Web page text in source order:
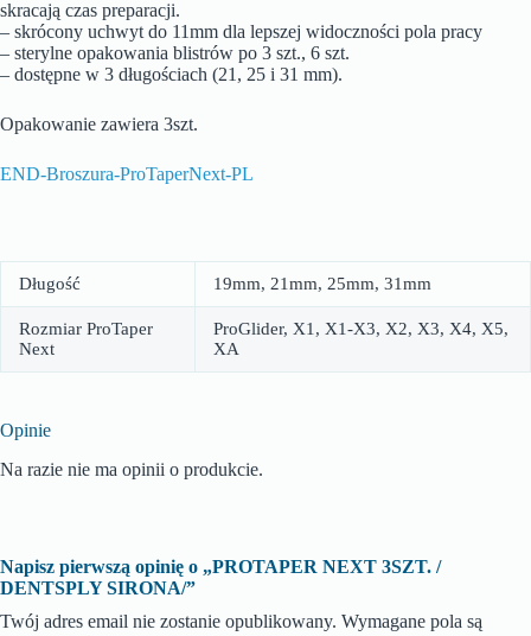
skracają czas preparacji.
– skrócony uchwyt do 11mm dla lepszej widoczności pola pracy
– sterylne opakowania blistrów po 3 szt., 6 szt.
– dostępne w 3 długościach (21, 25 i 31 mm).
Opakowanie zawiera 3szt.
END-Broszura-ProTaperNext-PL
Długość 19mm, 21mm, 25mm, 31mm
Rozmiar ProTaper
Next
ProGlider, X1, X1-X3, X2, X3, X4, X5,
XA
Opinie
Na razie nie ma opinii o produkcie.
Napisz pierwszą opinię o „PROTAPER NEXT 3SZT. /
DENTSPLY SIRONA/”
Twój adres email nie zostanie opublikowany. Wymagane pola są